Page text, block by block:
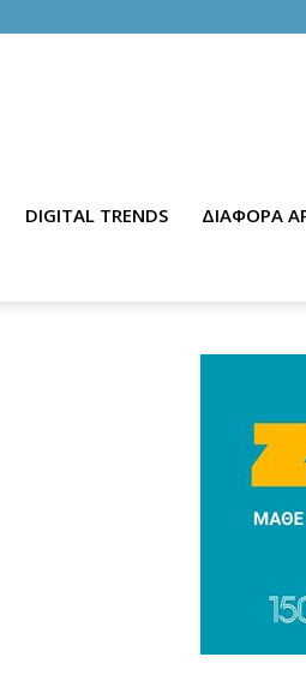
DIGITAL TRENDS ΔΙΑΦΟΡΑ